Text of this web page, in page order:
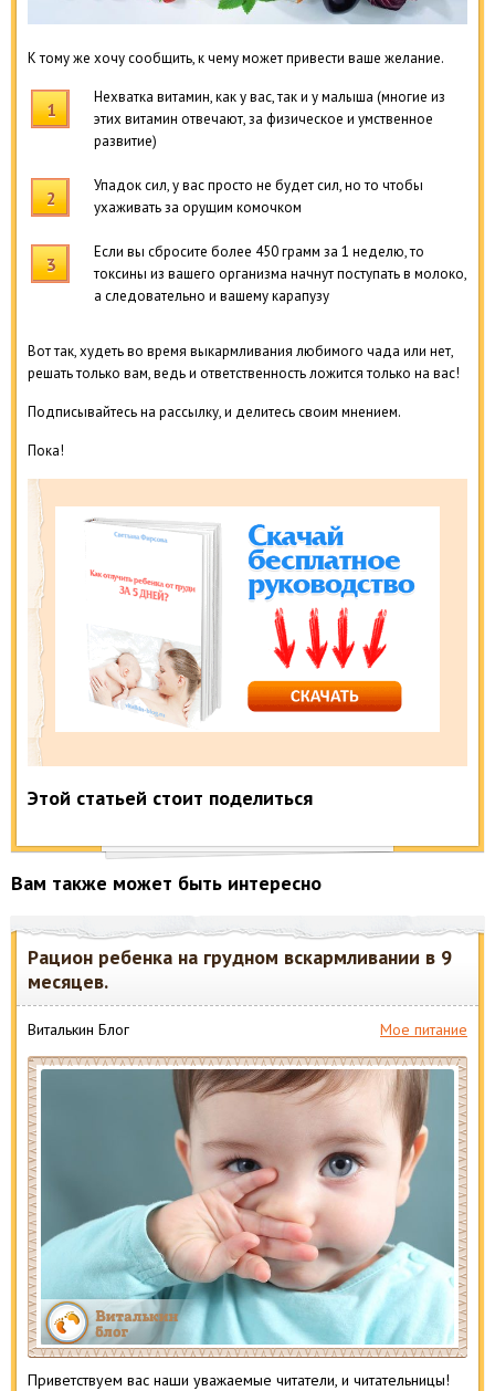
К тому же хочу сообщить, к чему может привести ваше желание.
Нехватка витамин, как у вас, так и у малыша (многие из
этих витамин отвечают, за физическое и умственное
развитие)
Упадок сил, у вас просто не будет сил, но то чтобы
ухаживать за орущим комочком
Если вы сбросите более 450 грамм за 1 неделю, то
токсины из вашего организма начнут поступать в молоко,
а следовательно и вашему карапузу
Вот так, худеть во время выкармливания любимого чада или нет,
решать только вам, ведь и ответственность ложится только на вас!
Подписывайтесь на рассылку, и делитесь своим мнением.
Пока!
Этой статьей стоит поделиться
Вам также может быть интересно
Рацион ребенка на грудном вскармливании в 9
месяцев.
Виталькин Блог Мое питание
Приветствуем вас наши уважаемые читатели, и читательницы!